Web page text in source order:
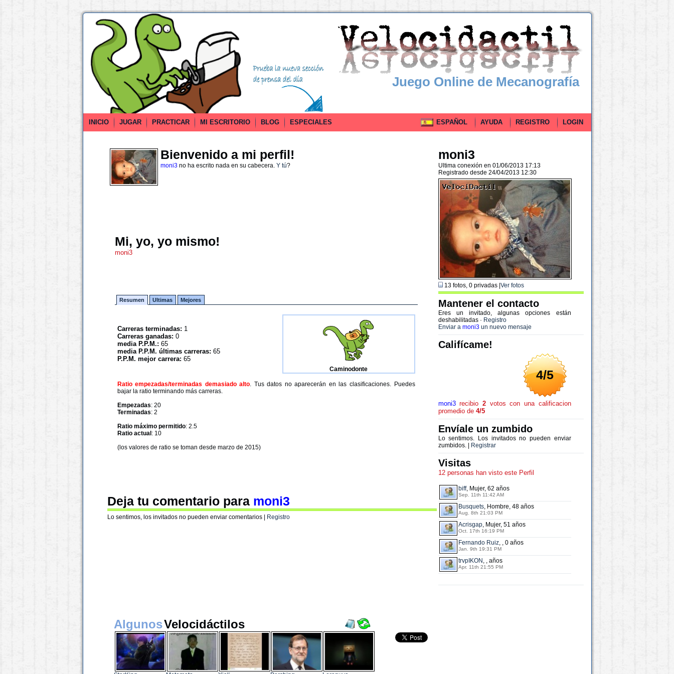
Juego Online de Mecanografía
INICIO JUGAR PRACTICAR MI ESCRITORIO BLOG ESPECIALES ESPAÑOL AYUDA REGISTRO LOGIN
Bienvenido a mi perfil!
moni3no ha escrito nada en su cabecera. Y tú?
Mi, yo, yo mismo!
moni3
Resumen Ultimas Mejores
Carreras terminadas: 1
Carreras ganadas: 0
media P.P.M.: 65
media P.P.M. últimas carreras: 65
P.P.M. mejor carrera: 65
Caminodonte
Ratio empezadas/terminadas demasiado alto. Tus datos no aparecerán en las clasificaciones. Puedes
bajar la ratio terminando más carreras.
Empezadas: 20
Terminadas: 2
Ratio máximo permitido: 2.5
Ratio actual : 10
(los valores de ratio se toman desde marzo de 2015)
Deja tu comentario para moni3
Lo sentimos, los invitados no pueden enviar comentarios | Registro
moni3
Ultima conexión en 01/06/2013 17:13
Registrado desde 24/04/2013 12:30
13 fotos, 0 privadas | Ver fotos
Mantener el contacto
Eres un invitado, algunas opciones están
deshabilitadas · Registro
Enviar a moni3un nuevo mensaje
Califícame!
4/5
moni3recibio 2votos con una calificacion
promedio de 4/5
Envíale un zumbido
Lo sentimos. Los invitados no pueden enviar
zumbidos. |
Registrar
Visitas
12 personas han visto este Perfil
biff, Mujer, 62 años
Sep. 11th 11:42 AM
Busquets, Hombre, 48 años
Aug. 8th 21:03 PM
Acrisgap, Mujer, 51 años
Oct. 17th 16:19 PM
Fernando Ruiz, , 0 años
Jan. 9th 19:31 PM
trvpIKON , , años
Apr. 11th 21:55 PM
AlgunosVelocidáctilos